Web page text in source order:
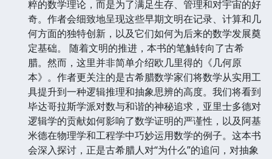
粹的数学理论，而是为了满足生存、管理和对宇宙的好
奇。作者会细致地呈现这些早期文明在记录、计算和几
何方面的独特创新，以及它们如何为后来的数学发展奠
定基础。 随着文明的推进，本书的笔触转向了古希
腊。然而，这里并非简单介绍欧几里得的《几何原
本》。作者更关注的是古希腊数学家们将数学从实用工
具提升到一种逻辑推理和抽象思辨的高度。我们将看到
毕达哥拉斯学派对数与和谐的神秘追求，亚里士多德对
逻辑学的贡献如何影响了数学证明的严谨性，以及阿基
米德在物理学和工程学中巧妙运用数学的例子。这本书
会深入探讨，正是古希腊人对“为什么”的追问，对抽象